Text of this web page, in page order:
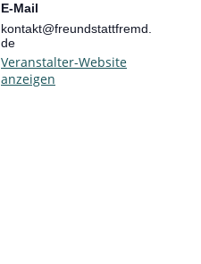
E-Mail
kontakt@freundstattfremd.
de
Veranstalter-Website
anzeigen